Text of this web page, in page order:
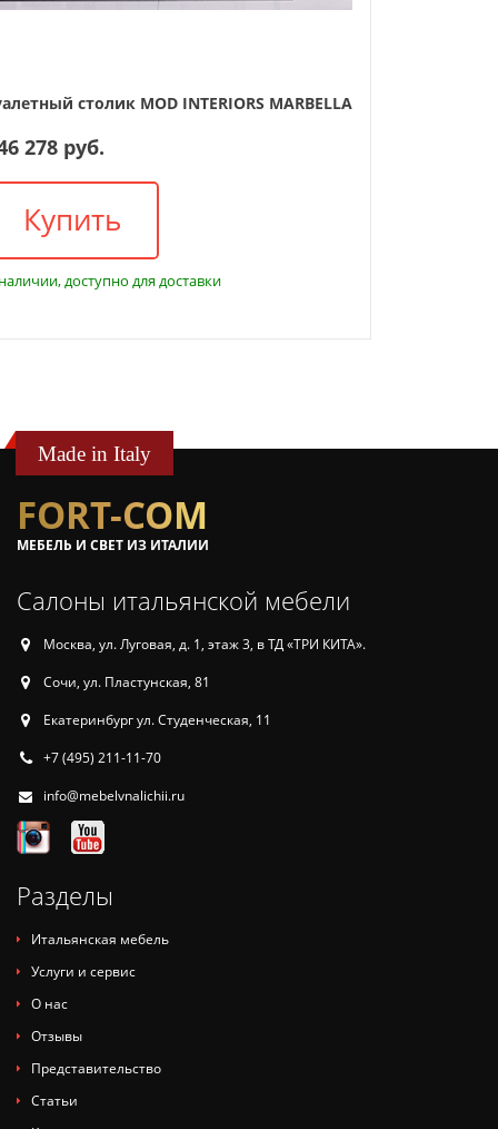
столик MOD INTERIORS MARBELLA
278 руб.
Купить
доступно для доставки
Made in Italy
FORT-COM
МЕБЕЛЬ И СВЕТ ИЗ ИТАЛИИ
Салоны итальянской мебели
Москва, ул. Луговая, д. 1, этаж 3, в ТД «ТРИ КИТА».
Сочи, ул. Пластунская, 81
Екатеринбург ул. Студенческая, 11
+7 (495) 211-11-70
info@mebelvnalichii.ru
Разделы
Итальянская мебель
Услуги и сервис
О нас
Отзывы
Представительство
Статьи